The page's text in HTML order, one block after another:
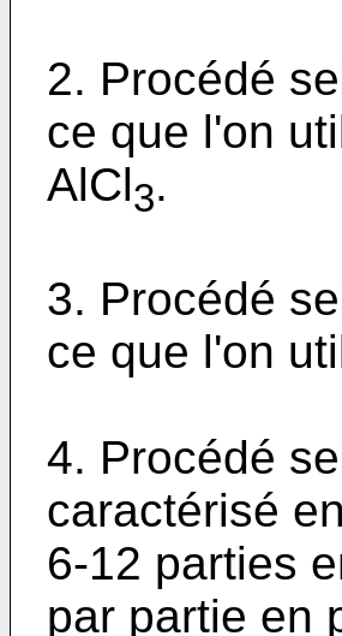
2. Procédé
ce que l'on
AlCl3.
3. Procédé
ce que l'on
4. Procédé
caractérisé
6-12 parties
par partie en